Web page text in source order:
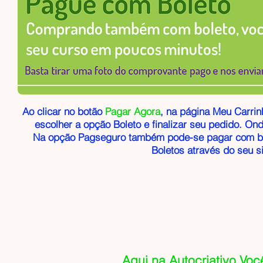
Ao clicar no botão Pagar Agora, na página Meu
escolher a opção Boleto e finalizar seu pedido.
Na opção Pagseguro também pode-se pagar com
Boletos através do seu